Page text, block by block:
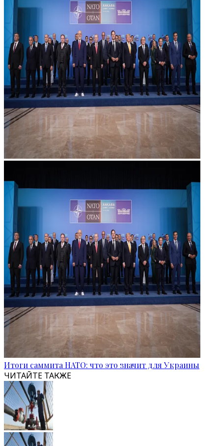
Итоги саммита НАТО: что это значит для Украины
ЧИТАЙТЕ ТАКЖЕ